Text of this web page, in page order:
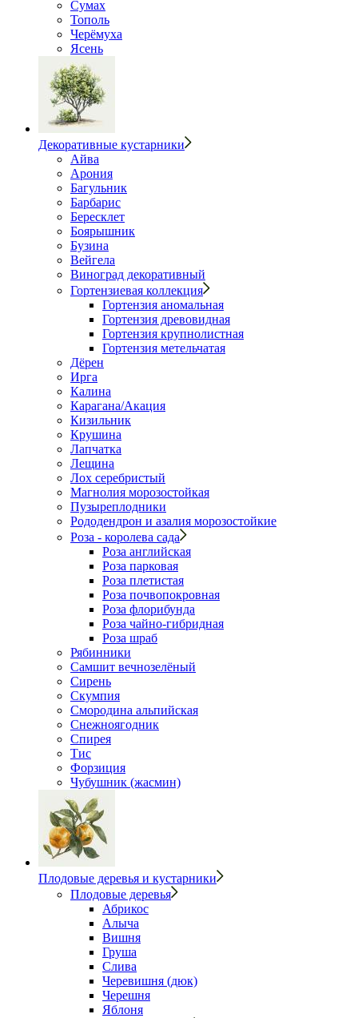
Сумах
Тополь
Черёмуха
Ясень
Декоративные кустарники
Айва
Арония
Багульник
Барбарис
Бересклет
Боярышник
Бузина
Вейгела
Виноград декоративный
Гортензиевая коллекция
Гортензия аномальная
Гортензия древовидная
Гортензия крупнолистная
Гортензия метельчатая
Дёрен
Ирга
Калина
Карагана/Акация
Кизильник
Крушина
Лапчатка
Лещина
Лох серебристый
Магнолия морозостойкая
Пузыреплодники
Рододендрон и азалия морозостойкие
Роза - королева сада
Роза английская
Роза парковая
Роза плетистая
Роза почвопокровная
Роза флорибунда
Роза чайно-гибридная
Роза шраб
Рябинники
Самшит вечнозелёный
Сирень
Скумпия
Смородина альпийская
Снежноягодник
Спирея
Тис
Форзиция
Чубушник (жасмин)
Плодовые деревья и кустарники
Плодовые деревья
Абрикос
Алыча
Вишня
Груша
Слива
Черевишня (дюк)
Черешня
Яблоня